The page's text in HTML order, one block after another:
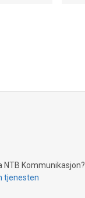
Kommunikasjon?
tjenesten